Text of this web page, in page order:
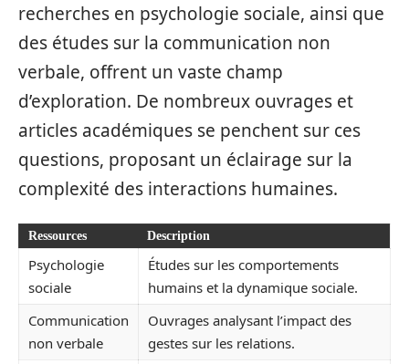
recherches en psychologie sociale, ainsi que
des études sur la communication non
verbale, offrent un vaste champ
d’exploration. De nombreux ouvrages et
articles académiques se penchent sur ces
questions, proposant un éclairage sur la
complexité des interactions humaines.
Ressources Description
Psychologie
sociale
Études sur les comportements
humains et la dynamique sociale.
Communication
non verbale
Ouvrages analysant l’impact des
gestes sur les relations.